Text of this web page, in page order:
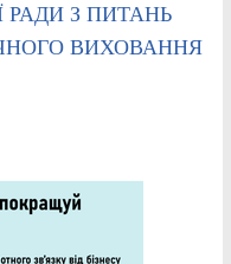
РАДИ З ПИТАНЬ
ВИХОВАННЯ